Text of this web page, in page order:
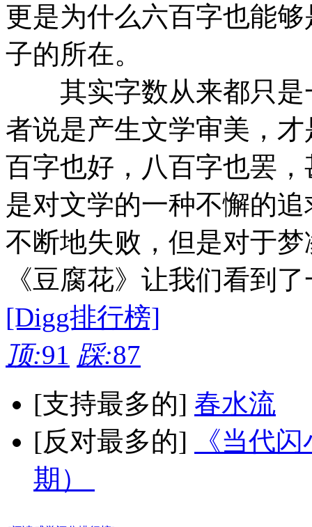
更是为什么六百字也能
子的所在。
其实字数从来都只是
者说是产生文学审美，
百字也好，八百字也罢
是对文学的一种不懈的
不断地失败，但是对于
《豆腐花》让我们看到
[Digg排行榜]
顶:91 踩:87
[支持最多的] 春水流
[反对最多的]
《当代
期）